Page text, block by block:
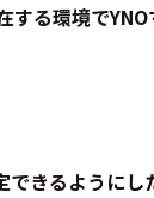
る環境で
きるようにし